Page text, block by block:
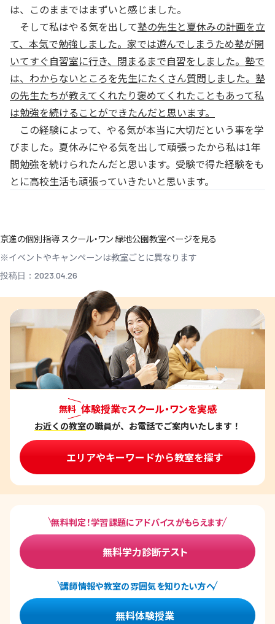
は、このままではまずいと感じました。
そして私はやる気を出して塾の先生と夏休みの計画を立
て、本気で勉強しました。家では遊んでしまうため塾が開
いてすぐ自習室に行き、閉まるまで自習をしました。塾で
は、わからないところを先生にたくさん質問しました。塾
の先生たちが教えてくれたり褒めてくれたこともあって私
は勉強を続けることができたんだと思います。
この経験によって、やる気が本当に大切だという事を学
びました。夏休みにやる気を出して頑張ったから私は1年
間勉強を続けられたんだと思います。受験で得た経験をも
とに高校生活も頑張っていきたいと思います。
京進の個別指導 スクール・ワン 緑地公園教室ページを見る
※イベントやキャンペーンは教室ごとに異なります
投稿日：2023.04.26
無料 体験授業でスクール・ワンを実感
お近くの教室の職員が、お電話でご案内いたします！
エリアやキーワードから教室を探す
無料判定！学習課題にアドバイスがもらえます
無料学力診断テスト
講師情報や教室の雰囲気を知りたい方へ
無料体験授業